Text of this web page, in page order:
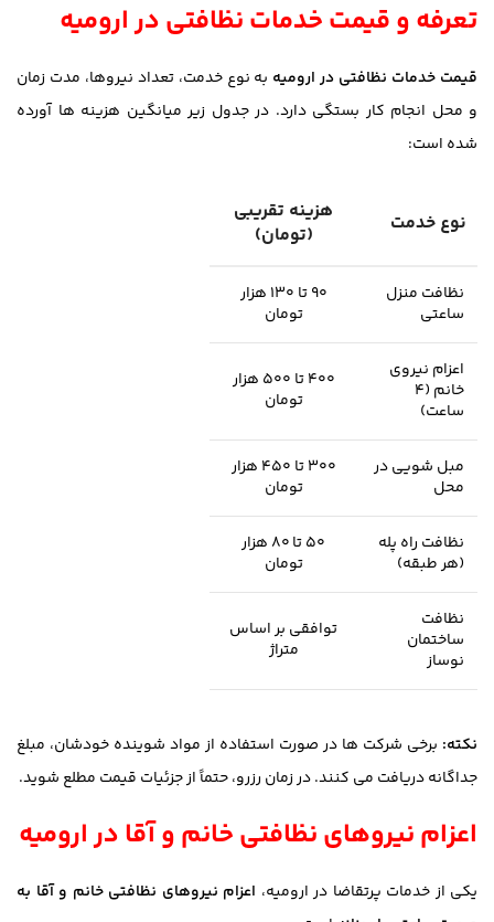
تعرفه و قیمت خدمات نظافتی در ارومیه
قیمت خدمات نظافتی در ارومیه به نوع خدمت، تعداد نیروها، مدت زمان
و محل انجام کار بستگی دارد. در جدول زیر میانگین هزینه ها آورده
شده است:
نوع خدمت
هزینه تقریبی
(تومان)
نظافت منزل
ساعتی
۹۰ تا ۱۳۰ هزار
تومان
اعزام نیروی
خانم (۴
ساعت)
۴۰۰ تا ۵۰۰ هزار
تومان
مبل شویی در
محل
۳۰۰ تا ۴۵۰ هزار
تومان
نظافت راه پله
(هر طبقه)
۵۰ تا ۸۰ هزار
تومان
نظافت
ساختمان
نوساز
توافقی بر اساس
متراژ
نکته: برخی شرکت ها در صورت استفاده از مواد شوینده خودشان، مبلغ
جداگانه دریافت می کنند. در زمان رزرو، حتماً از جزئیات قیمت مطلع شوید.
اعزام نیروهای نظافتی خانم و آقا در ارومیه
یکی از خدمات پرتقاضا در ارومیه، اعزام نیروهای نظافتی خانم و آقا به